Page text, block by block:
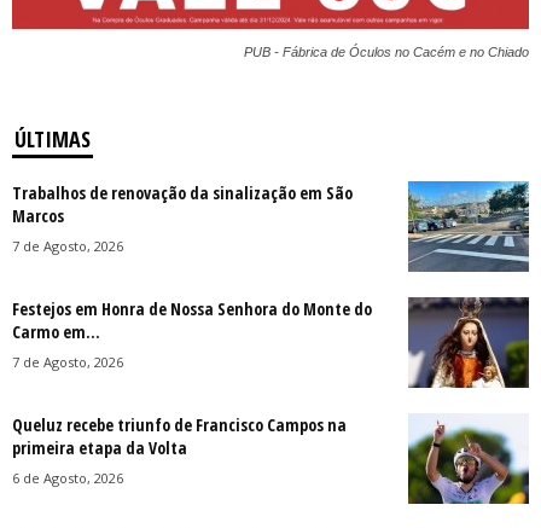
PUB - Fábrica de Óculos no Cacém e no Chiado
ÚLTIMAS
Trabalhos de renovação da sinalização em São
Marcos
7 de Agosto, 2026
Festejos em Honra de Nossa Senhora do Monte do
Carmo em...
7 de Agosto, 2026
Queluz recebe triunfo de Francisco Campos na
primeira etapa da Volta
6 de Agosto, 2026